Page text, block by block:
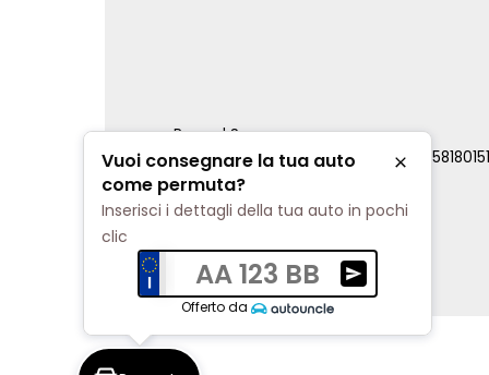
Renord S.p.a.
REA Milano 810796 | P.IVA e C.F.
Cookie Policy
Privacy Policy
Impostazioni di tracciamento
Vuoi consegnare la tua auto
come permuta?
Chiudi
Inserisci i dettagli della tua auto in pochi
clic
AA 123 BB
Ricevi una
Offerto da